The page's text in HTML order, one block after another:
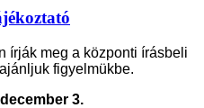
írják meg a központi írásbeli
figyelmükbe.
3.